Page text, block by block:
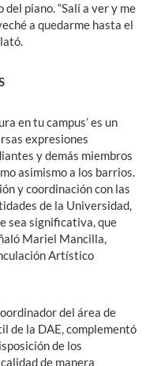
piano. “Salí a ver y me
a quedarme hasta el
en tu campus’ es un
expresiones
y demás miembros
asimismo a los barrios.
y coordinación con las
de la Universidad,
sea significativa, que
Mariel Mancilla,
Artístico
del área de
de la DAE, complementó
de los
de manera